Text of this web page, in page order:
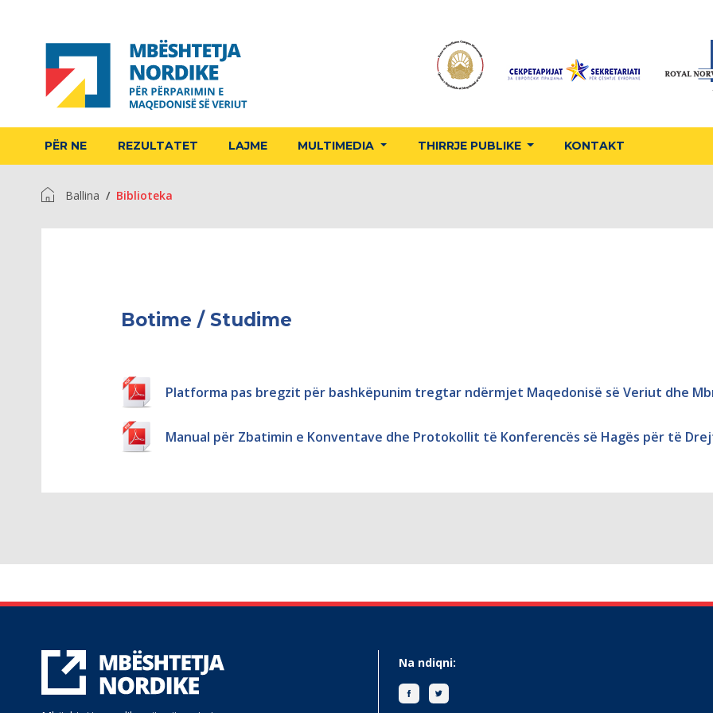
PËR NE REZULTATET LAJME MULTIMEDIA THIRRJE PUBLIKE KONTAKT
Ballina Biblioteka
Botime / Studime
Platforma pas bregzit për bashkëpunim tregtar ndërmjet Maqedonisë së Veriut dhe
Manual për Zbatimin e Konventave dhe Protokollit të Konferencës së Hagës për të
Na ndiqni: